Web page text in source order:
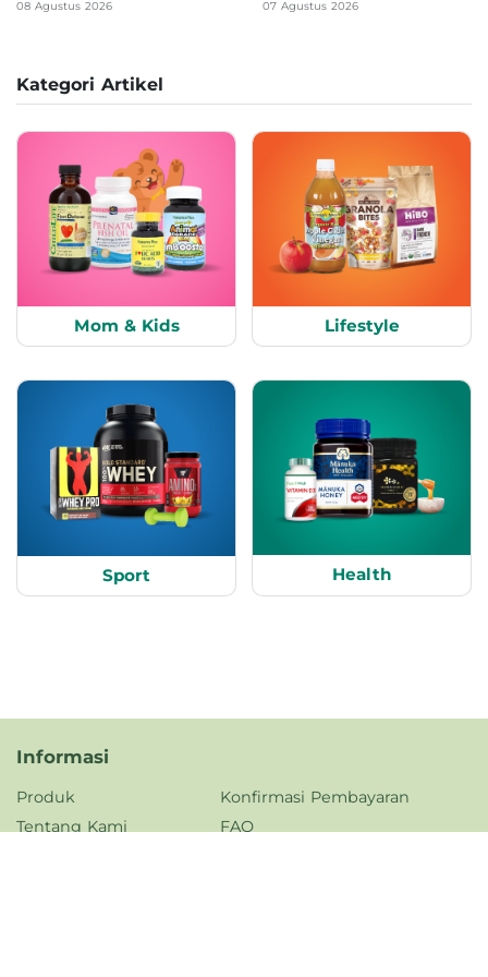
08 Agustus 2026 07 Agustus 2026
Kategori Artikel
Mom & Kids Lifestyle
Sport Health
Informasi
Produk
Tentang Kami
Konfirmasi Pembayaran
FAQ